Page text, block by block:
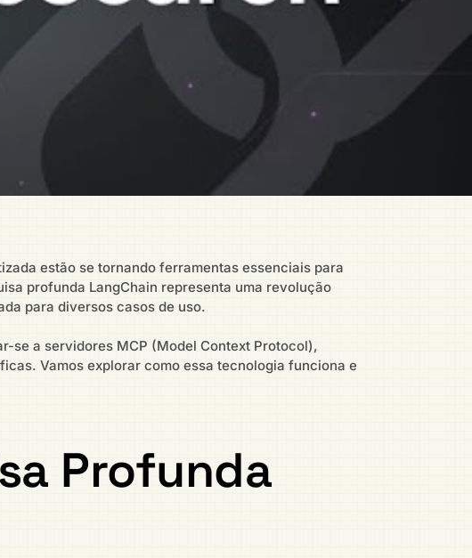
estão se tornando ferramentas essenciais para
profunda LangChain representa uma revolução
para diversos casos de uso.
se a servidores MCP (Model Context Protocol),
Vamos explorar como essa tecnologia funciona e
Profunda